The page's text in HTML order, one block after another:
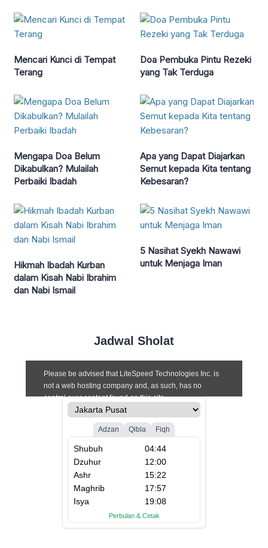
Mencari Kunci di Tempat
Terang
Doa Pembuka Pintu Rezeki
yang Tak Terduga
Mengapa Doa Belum
Dikabulkan? Mulailah
Perbaiki Ibadah
Apa yang Dapat Diajarkan
Semut kepada Kita tentang
Kebesaran?
Hikmah Ibadah Kurban
dalam Kisah Nabi Ibrahim
dan Nabi Ismail
5 Nasihat Syekh Nawawi
untuk Menjaga Iman
Jadwal Sholat